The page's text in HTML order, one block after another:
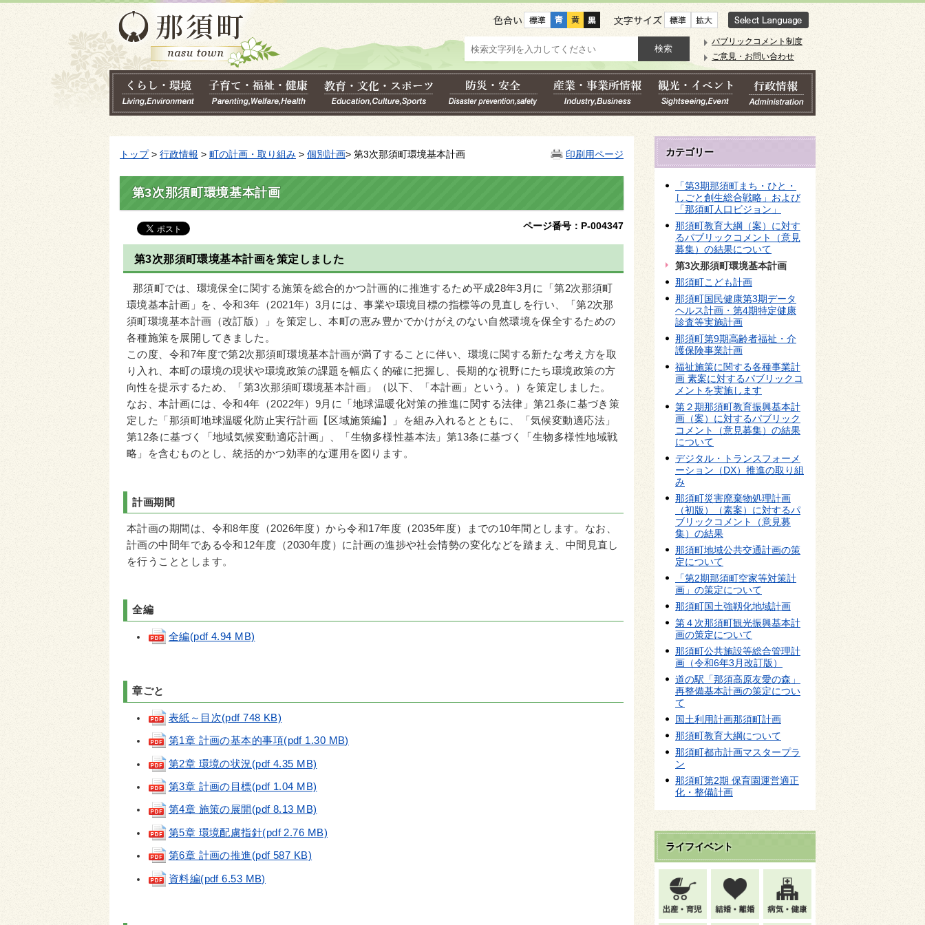
色合い 文字サイズ
パブリックコメント制度
ご意見・お問い合わせ
印刷用ページ
トップ> 行政情報 > 町の計画・取り組み > 個別計画> 第3次那須町環境基本計画
第3次那須町環境基本計画
ページ番号：P-004347
第3次那須町環境基本計画を策定しました
那須町では、環境保全に関する施策を総合的かつ計画的に推進するため平成28年3月に「第2次那須町
環境基本計画」を、令和3年（2021年）3月には、事業や環境目標の指標等の見直しを行い、「第2次那
須町環境基本計画（改訂版）」を策定し、本町の恵み豊かでかけがえのない自然環境を保全するための
各種施策を展開してきました。
この度、令和7年度で第2次那須町環境基本計画が満了することに伴い、環境に関する新たな考え方を取
り入れ、本町の環境の現状や環境政策の課題を幅広く的確に把握し、長期的な視野にたち環境政策の方
向性を提示するため、「第3次那須町環境基本計画」（以下、「本計画」という。）を策定しました。
なお、本計画には、令和4年（2022年）9月に「地球温暖化対策の推進に関する法律」第21条に基づき策
定した「那須町地球温暖化防止実行計画【区域施策編】」を組み入れるとともに、「気候変動適応法」
第12条に基づく「地域気候変動適応計画」、「生物多様性基本法」第13条に基づく「生物多様性地域戦
略」を含むものとし、統括的かつ効率的な運用を図ります。
計画期間
本計画の期間は、令和8年度（2026年度）から令和17年度（2035年度）までの10年間とします。なお、
計画の中間年である令和12年度（2030年度）に計画の進捗や社会情勢の変化などを踏まえ、中間見直し
を行うこととします。
全編
全編(pdf 4.94 MB)
章ごと
表紙～目次(pdf 748 KB)
第1章 計画の基本的事項(pdf 1.30 MB)
第2章 環境の状況(pdf 4.35 MB)
第3章 計画の目標(pdf 1.04 MB)
第4章 施策の展開(pdf 8.13 MB)
第5章 環境配慮指針(pdf 2.76 MB)
第6章 計画の推進(pdf 587 KB)
資料編(pdf 6.53 MB)
カテゴリー
「第3期那須町まち・ひと・
しごと創生総合戦略」および
「那須町人口ビジョン」
那須町教育大綱（案）に対す
るパブリックコメント（意見
募集）の結果について
第3次那須町環境基本計画
那須町こども計画
那須町国民健康第3期データ
ヘルス計画・第4期特定健康
診査等実施計画
那須町第9期高齢者福祉・介
護保険事業計画
福祉施策に関する各種事業計
画 素案に対するパブリックコ
メントを実施します
第２期那須町教育振興基本計
画（案）に対するパブリック
コメント（意見募集）の結果
について
デジタル・トランスフォーメ
ーション（DX）推進の取り組
み
那須町災害廃棄物処理計画
（初版）（素案）に対するパ
ブリックコメント（意見募
集）の結果
那須町地域公共交通計画の策
定について
「第2期那須町空家等対策計
画」の策定について
那須町国土強靱化地域計画
第４次那須町観光振興基本計
画の策定について
那須町公共施設等総合管理計
画（令和6年3月改訂版）
道の駅「那須高原友愛の森」
再整備基本計画の策定につい
て
国土利用計画那須町計画
那須町教育大綱について
那須町都市計画マスタープラ
ン
那須町第2期 保育園運営適正
化・整備計画
ライフイベント